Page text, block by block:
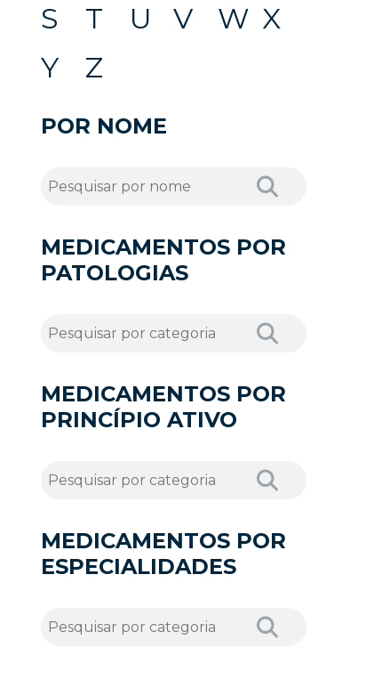
S
T U V W X
Y
Z
POR NOME
MEDICAMENTOS POR
PATOLOGIAS
MEDICAMENTOS POR
PRINCÍPIO ATIVO
MEDICAMENTOS POR
ESPECIALIDADES